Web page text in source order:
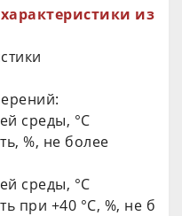
среды, °С
%, не более
среды, °С
при +40 °C, %, не